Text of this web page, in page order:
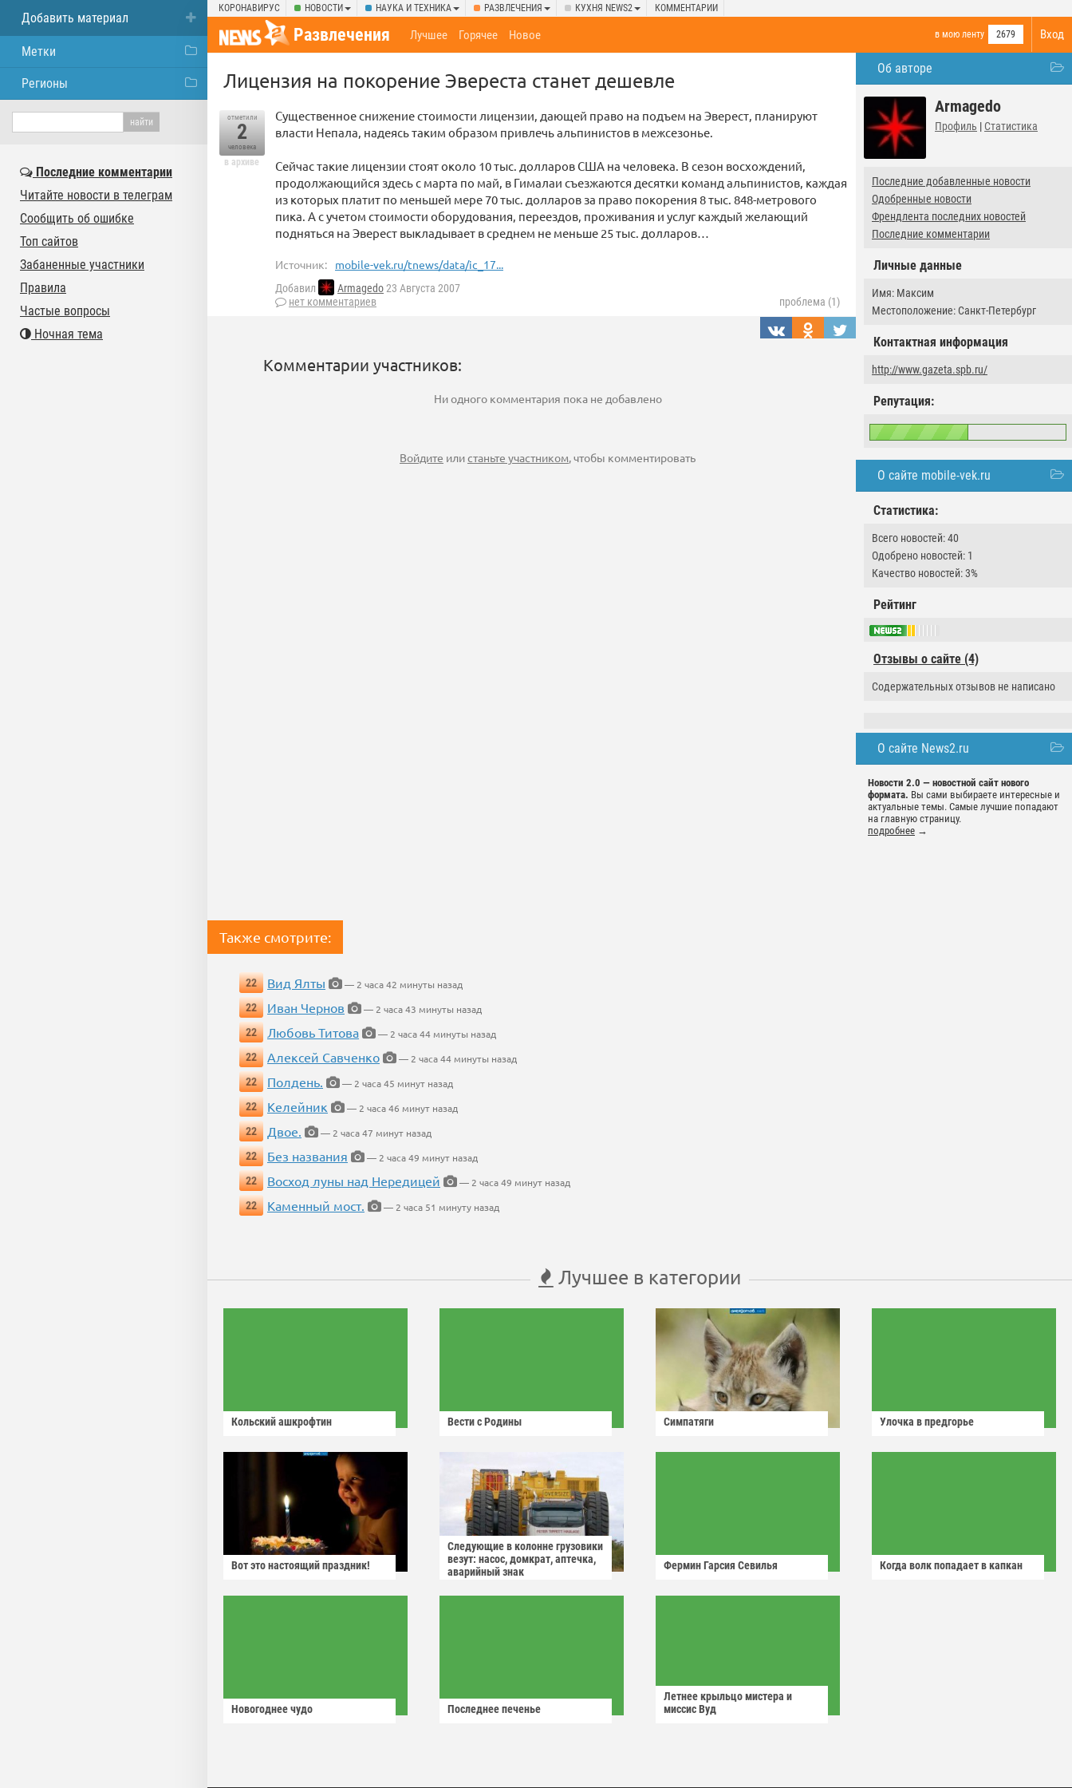
КОРОНАВИРУС НОВОСТИ НАУКА И ТЕХНИКА РАЗВЛЕЧЕНИЯ КУХНЯ NEWS2 КОММЕНТАРИИ
Вход
Развлечения в мою ленту 2679
Лучшее Горячее Новое
Об авторе
Armagedo
Профиль | Статистика
Последние добавленные новости
Одобренные новости
Френдлента последних новостей
Последние комментарии
Личные данные
Имя: Максим
Местоположение: Санкт-Петербург
Контактная информация
http://www.gazeta.spb.ru/
Репутация:
О сайте mobile-vek.ru
Статистика:
Всего новостей: 40
Одобрено новостей: 1
Качество новостей: 3%
Рейтинг
Отзывы о сайте (4)
Содержательных отзывов не написано
О сайте News2.ru
Новости 2.0 — новостной сайт нового
формата. Вы сами выбираете интересные и
актуальные темы. Самые лучшие попадают
на главную страницу.
подробнее →
Лицензия на покорение Эвереста станет дешевле
отметили
2
человека
в архиве
Существенное снижение стоимости лицензии, дающей право на подъем на Эверест, планируют
власти Непала, надеясь таким образом привлечь альпинистов в межсезонье.
Сейчас такие лицензии стоят около 10 тыс. долларов США на человека. В сезон восхождений,
продолжающийся здесь с марта по май, в Гималаи съезжаются десятки команд альпинистов, каждая
из которых платит по меньшей мере 70 тыс. долларов за право покорения 8 тыс. 848-метрового
пика. А с учетом стоимости оборудования, переездов, проживания и услуг каждый желающий
подняться на Эверест выкладывает в среднем не меньше 25 тыс. долларов…
Источник: mobile-vek.ru/tnews/data/ic_17...
Добавил Armagedo23 Августа 2007
нет комментариев
проблема (1)
Комментарии участников:
Ни одного комментария пока не добавлено
Войдите илистаньте участником, чтобы комментировать
Также смотрите:
22 Вид Ялты
— 2 часа 42 минуты назад
22
Иван Чернов
— 2 часа 43 минуты назад
22
Любовь Титова
— 2 часа 44 минуты назад
22
Алексей Савченко
— 2 часа 44 минуты назад
22
Полдень.
— 2 часа 45 минут назад
22
Келейник
— 2 часа 46 минут назад
22
Двое.
— 2 часа 47 минут назад
22
Без названия
— 2 часа 49 минут назад
22
Восход луны над Нередицей
— 2 часа 49 минут назад
22
Каменный мост. — 2 часа 51 минуту назад
Лучшее в категории
Кольский ашкрофтин Вести с Родины Симпатяги Улочка в предгорье
Вот это настоящий праздник!
Следующие в колонне грузовики
везут: насос, домкрат, аптечка,
аварийный знак
Фермин Гарсия Севилья Когда волк попадает в капкан
Новогоднее чудо Последнее печенье
Летнее крыльцо мистера и
миссис Вуд
Добавить материал
Метки
Регионы
Последние комментарии
Читайте новости в телеграм
Сообщить об ошибке
Топ сайтов
Забаненные участники
Правила
Частые вопросы
Ночная тема